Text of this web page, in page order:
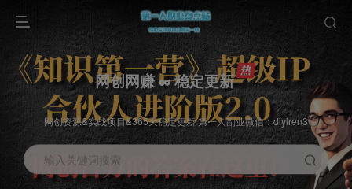
网创网赚 ∞ 稳定更新
网创资源&实战项目&365天稳定更新 第一人副业微信：diyiren3
输入关键词搜索